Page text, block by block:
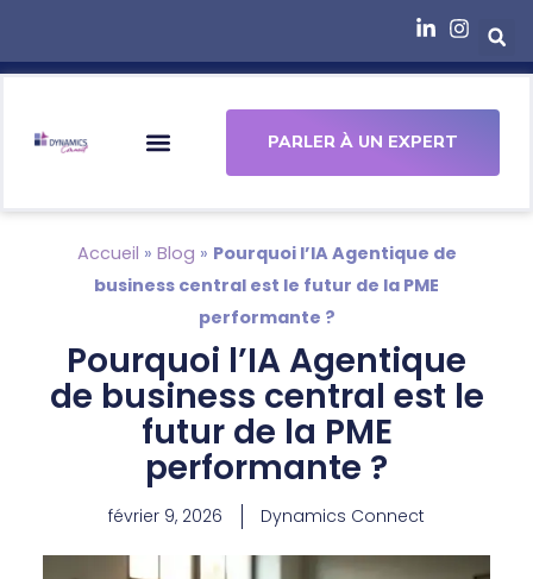
PARLER À UN EXPERT
Accueil » Blog » Pourquoi l’IA Agentique de
business central est le futur de la PME
performante ?
Pourquoi l’IA Agentique
de business central est le
futur de la PME
performante ?
février 9, 2026 Dynamics Connect